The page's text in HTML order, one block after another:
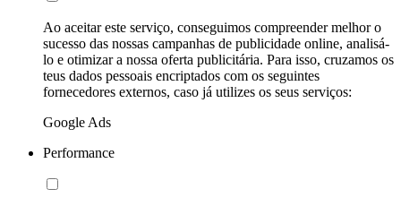
Ao aceitar este serviço, conseguimos compreender melhor o
sucesso das nossas campanhas de publicidade online, analisá-
lo e otimizar a nossa oferta publicitária. Para isso, cruzamos os
teus dados pessoais encriptados com os seguintes
fornecedores externos, caso já utilizes os seus serviços:
Google Ads
Performance